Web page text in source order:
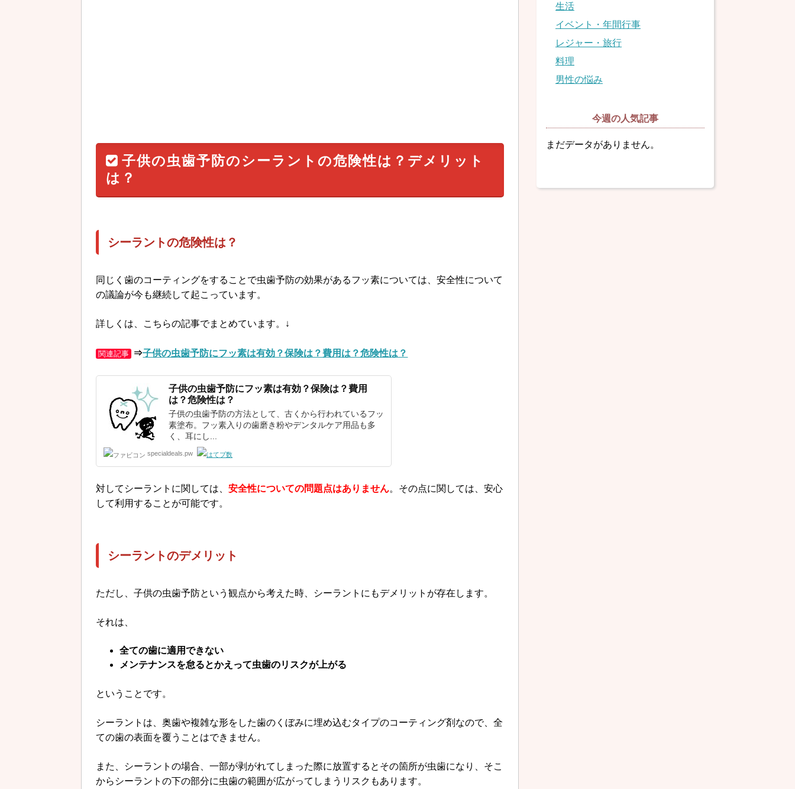
子供の虫歯予防のシーラントの危険性は？デメリット
は？
シーラントの危険性は？
同じく歯のコーティングをすることで虫歯予防の効果があるフッ素については、安全性について
の議論が今も継続して起こっています。
詳しくは、こちらの記事でまとめています。↓
関連記事 ⇒子供の虫歯予防にフッ素は有効？保険は？費用は？危険性は？
子供の虫歯予防にフッ素は有効？保険は？費用
は？危険性は？
子供の虫歯予防の方法として、古くから行われているフッ
素塗布。フッ素入りの歯磨き粉やデンタルケア用品も多
く、耳にし...
specialdeals.pw
対してシーラントに関しては、 安全性についての問題点はありません。その点に関しては、安心
して利用することが可能です。
シーラントのデメリット
ただし、子供の虫歯予防という観点から考えた時、シーラントにもデメリットが存在します。
それは、
全ての歯に適用できない
メンテナンスを怠るとかえって虫歯のリスクが上がる
ということです。
シーラントは、奥歯や複雑な形をした歯のくぼみに埋め込むタイプのコーティング剤なので、全
ての歯の表面を覆うことはできません。
また、シーラントの場合、一部が剥がれてしまった際に放置するとその箇所が虫歯になり、そこ
からシーラントの下の部分に虫歯の範囲が広がってしまうリスクもあります。
生活
イベント・年間行事
レジャー・旅行
料理
男性の悩み
今週の人気記事
まだデータがありません。